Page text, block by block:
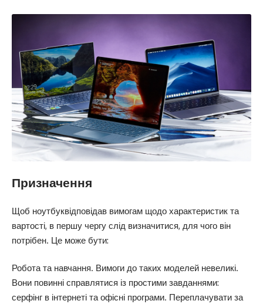
Призначення
Щоб ноутбуквідповідав вимогам щодо характеристик та
вартості, в першу чергу слід визначитися, для чого він
потрібен. Це може бути:
Робота та навчання. Вимоги до таких моделей невеликі.
Вони повинні справлятися із простими завданнями:
серфінг в інтернеті та офісні програми. Переплачувати за